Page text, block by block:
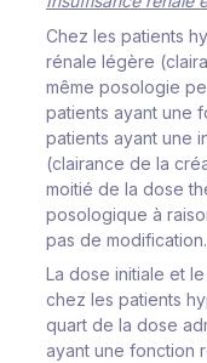
Chez les patients
rénale légère
même posologie
patients ayant une
patients ayant une
(clairance de la
moitié de la dose
posologique à
pas de modification.
La dose initiale et
chez les patients
quart de la dose
ayant une fonction